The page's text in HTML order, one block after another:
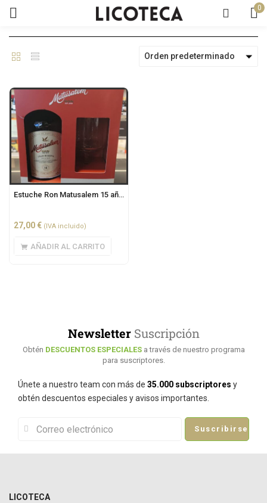
0
Orden predeterminado
Estuche Ron Matusalem 15 años 0.7L + copa
27,00 € (IVA incluido)
AÑADIR AL CARRITO
NewsletterSuscripción
Obtén DESCUENTOS ESPECIALES a través de nuestro programa
para suscriptores.
Únete a nuestro team con más de 35.000 subscriptores y
obtén descuentos especiales y avisos importantes.
Suscribirse
LICOTECA